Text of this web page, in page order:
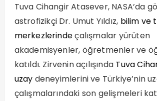
Tuva Cihangir Atasever, NASA’da
astrofizikçi Dr. Umut Yıldız, bilim ve
merkezlerindeçalışmalar yürüten
akademisyenler, öğretmenler ve
katıldı. Zirvenin açılışında Tuva
uzay deneyimlerini ve Türkiye’nin
çalışmalarındaki son gelişmeleri